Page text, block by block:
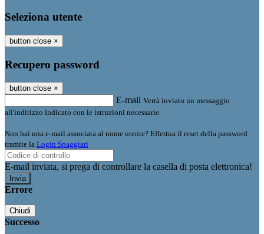
Seleziona utente
button close ×
Recupero password
button close ×
E-mail Verrà inviato un messaggio
all'indirizzo indicato con le istruzioni necessarie.
Non hai una e-mail associata al nome utente? Effettua il reset della password
tramite la Login Spaggiari
E-mail inviata, si prega di controllare la casella di posta elettronica!
Errore
Chiudi
Successo